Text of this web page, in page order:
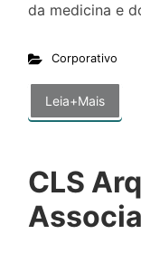
da medicina e
Corporativo
Leia+Mais
CLS